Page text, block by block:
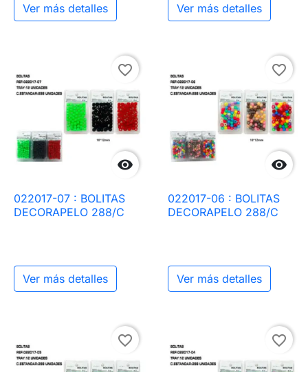
Ver más detalles Ver más detalles

favorite_border
022017-07 : BOLITAS
DECORAPELO 288/C
Ver más detalles

favorite_border
022017-06 : BOLITAS
DECORAPELO 288/C
Ver más detalles
favorite_border favorite_border